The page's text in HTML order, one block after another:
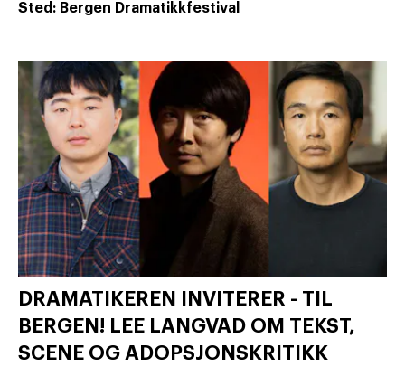
Sted: Bergen Dramatikkfestival
DRAMATIKEREN INVITERER - TIL
BERGEN! LEE LANGVAD OM TEKST,
SCENE OG ADOPSJONSKRITIKK